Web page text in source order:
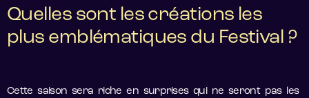
Quelles sont les créations les
plus emblématiques du Festival ?
Cette saison sera riche en surprises qui ne seront pas les